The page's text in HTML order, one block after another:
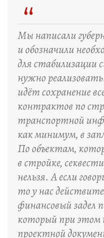
“
Мы написали
и обозначили
для стабилизации
нужно
идёт сохранение
контрактов по
транспортной
как минимум, в
По объектам,
в стройке,
нельзя. А если
то у нас
финансовый задел
который при этом
проектной